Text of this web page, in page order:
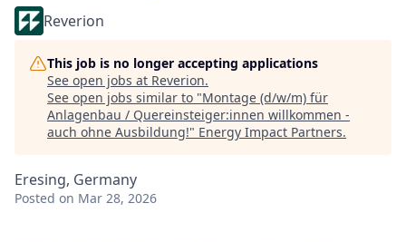
Reverion
This job is no longer accepting applications
See open jobs at Reverion.
See open jobs similar to "Montage (d/w/m) für
Anlagenbau / Quereinsteiger:innen willkommen -
auch ohne Ausbildung!" Energy Impact Partners.
Eresing, Germany
Posted on Mar 28, 2026